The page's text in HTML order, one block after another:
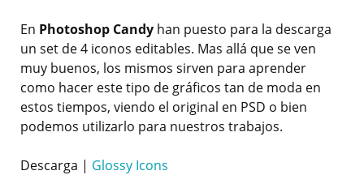
En Photoshop Candy han puesto para la descarga
un set de 4 iconos editables. Mas allá que se ven
muy buenos, los mismos sirven para aprender
como hacer este tipo de gráficos tan de moda en
estos tiempos, viendo el original en PSD o bien
podemos utilizarlo para nuestros trabajos.
Descarga | Glossy Icons